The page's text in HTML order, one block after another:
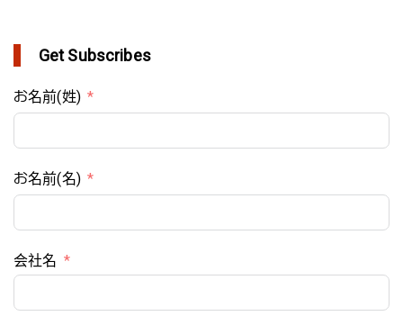
Get Subscribes
お名前(姓)
お名前(名)
会社名